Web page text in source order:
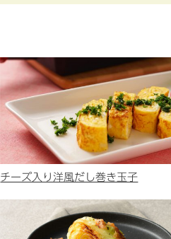
チーズ入り洋風だし巻き玉子